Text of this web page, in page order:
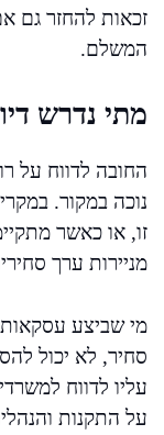
זכאות להחזר גם
המשלם.
מתי נדרש
החובה לדווח על
נוכה במקור.
זו, או כאשר
מניירות ערך
מי שביצע
סחיר, לא יכול
עליו לדווח
על התקנות